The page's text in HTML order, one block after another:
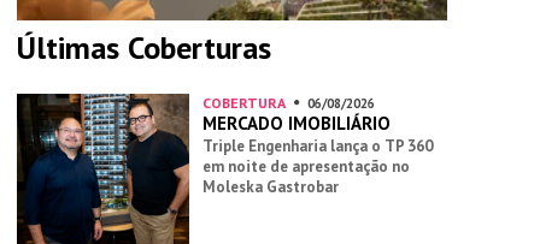
Últimas Coberturas
COBERTURA 06/08/2026
MERCADO IMOBILIÁRIO
Triple Engenharia lança o TP 360
em noite de apresentação no
Moleska Gastrobar